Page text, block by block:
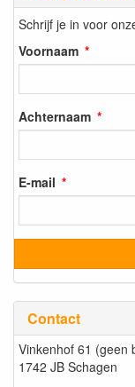
Schrijf je in voor
Voornaam
Achternaam
E-mail
Contact
Vinkenhof 61 (geen
1742 JB Schagen